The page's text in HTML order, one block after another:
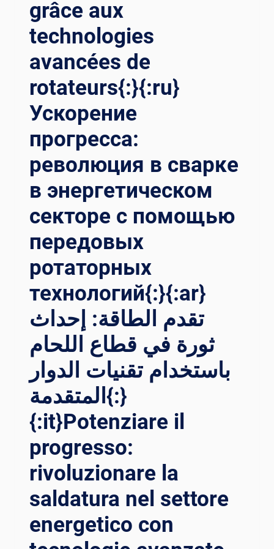
داث ث
ي ل
رج ا
لتطورات ف
ي ت
كنولوجيا د
وار ا
للحام{:}{:
IT}RIVOLUZIONARE LA
LDATURA DE
LLE TO
RRI EO
OGRESSI NE
LLA TE
CNOLOGIA DE
I RO
TATORI DI
LDATURA{:}{:
TH}กา
รปฏ
ิวัติกา
ื่อม WI
ND TO
WER: คว
ามก้
เท
รเช
ื่อม RO
TATOR{:}{:
VI}CUỘC CÁ
grâce aux
technologies
avancées de
rotateurs{:}{:ru}
Ускорение
прогресса:
революция в сварке
в энергетическом
секторе с помощью
передовых
ротаторных
технологий{:}{:ar}
تقدم الطاقة: إحداث
ثورة في قطاع اللحام
باستخدام تقنيات الدوار
المتقدمة{:}
{:it}Potenziare il
progresso:
rivoluzionare la
saldatura nel settore
energetico con